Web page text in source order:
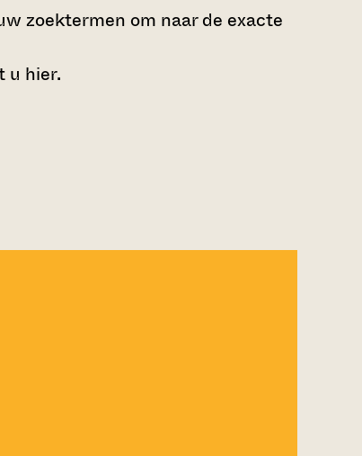
zoektermen om naar de exacte
u hier.